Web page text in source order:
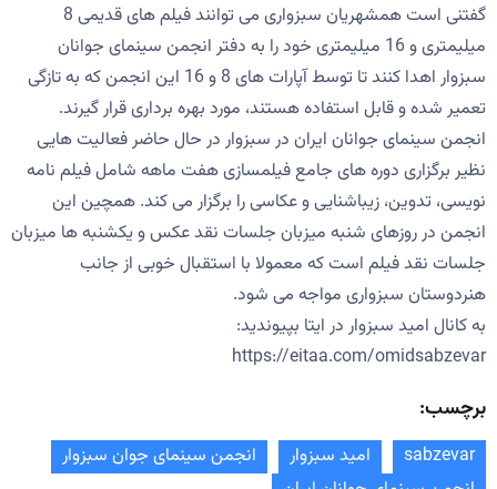
گفتنی است همشهریان سبزواری می توانند فیلم های قدیمی 8
میلیمتری و 16 میلیمتری خود را به دفتر انجمن سینمای جوانان
سبزوار اهدا کنند تا توسط آپارات های 8 و 16 این انجمن که به تازگی
تعمیر شده و قابل استفاده هستند، مورد بهره برداری قرار گیرند.
انجمن سینمای جوانان ایران در سبزوار در حال حاضر فعالیت هایی
نظیر برگزاری دوره های جامع فیلمسازی هفت ماهه شامل فیلم نامه
نویسی، تدوین، زیباشنایی و عکاسی را برگزار می کند. همچین این
انجمن در روزهای شنبه میزبان جلسات نقد عکس و یکشنبه ها میزبان
جلسات نقد فیلم است که معمولا با استقبال خوبی از جانب
هنردوستان سبزواری مواجه می شود.
به کانال امید سبزوار در ایتا بپیوندید:
https://eitaa.com/omidsabzevar
برچسب:
sabzevar امید سبزوار
انجمن سینمای جوان سبزوار